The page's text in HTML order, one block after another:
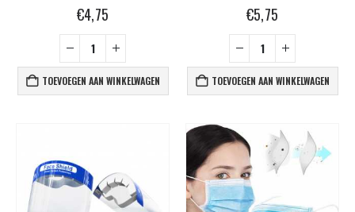
€4,75
TOEVOEGEN AAN WINKELWAGEN
€5,75
TOEVOEGEN AAN WINKELWAGEN